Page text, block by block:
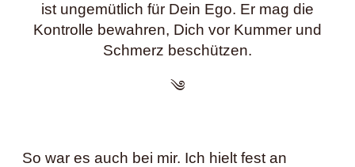
ist ungemütlich für Dein Ego. Er mag die
Kontrolle bewahren, Dich vor Kummer und
Schmerz beschützen.
༄
So war es auch bei mir. Ich hielt fest an